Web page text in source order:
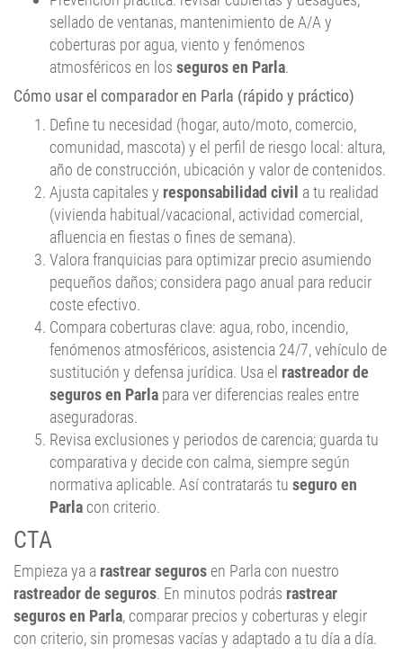
sellado de ventanas, mantenimiento de A/A y
coberturas por agua, viento y fenómenos
atmosféricos en los seguros en Parla.
Cómo usar el comparador en Parla (rápido y práctico)
Define tu necesidad (hogar, auto/moto, comercio,
comunidad, mascota) y el perfil de riesgo local: altura,
año de construcción, ubicación y valor de contenidos.
Ajusta capitales y responsabilidad civil a tu realidad
(vivienda habitual/vacacional, actividad comercial,
afluencia en fiestas o fines de semana).
Valora franquicias para optimizar precio asumiendo
pequeños daños; considera pago anual para reducir
coste efectivo.
Compara coberturas clave: agua, robo, incendio,
fenómenos atmosféricos, asistencia 24/7, vehículo de
sustitución y defensa jurídica. Usa el rastreador de
seguros en Parla para ver diferencias reales entre
aseguradoras.
Revisa exclusiones y periodos de carencia; guarda tu
comparativa y decide con calma, siempre según
normativa aplicable. Así contratarás tu seguro en
Parla con criterio.
CTA
Empieza ya a rastrear seguros en Parla con nuestro
rastreador de seguros. En minutos podrás rastrear
seguros en Parla, comparar precios y coberturas y elegir
con criterio, sin promesas vacías y adaptado a tu día a día.